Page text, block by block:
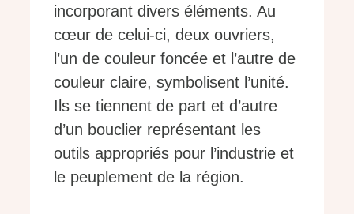
incorporant divers éléments. Au
cœur de celui-ci, deux ouvriers,
l’un de couleur foncée et l’autre de
couleur claire, symbolisent l’unité.
Ils se tiennent de part et d’autre
d’un bouclier représentant les
outils appropriés pour l’industrie et
le peuplement de la région.